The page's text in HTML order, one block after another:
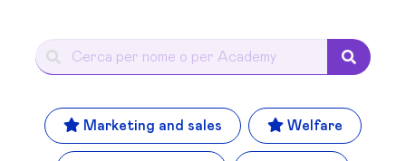
Marketing and sales Welfare